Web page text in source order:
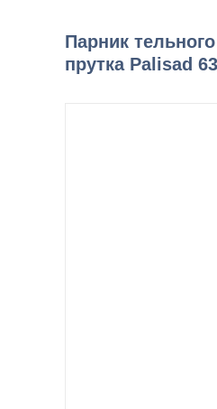
Парник
прутка Palisad